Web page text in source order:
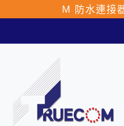
M 防水連接